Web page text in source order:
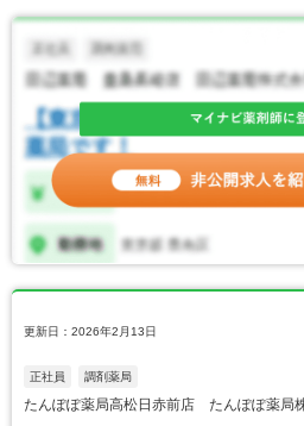
更新日：2026年2月13日
正社員 調剤薬局
たんぽぽ薬局高松日赤前店 たんぽぽ薬局